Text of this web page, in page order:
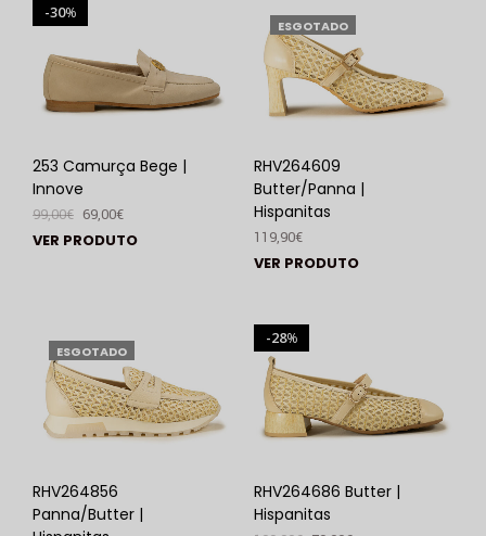
%
30
253 Camurça Bege |
Innove
99,00€ 69,00€
VER PRODUTO
ESGOTADO
RHV264609
Butter/Panna |
Hispanitas
119,90€
VER PRODUTO
ESGOTADO
RHV264856
Panna/Butter |
%
28
RHV264686 Butter |
Hispanitas